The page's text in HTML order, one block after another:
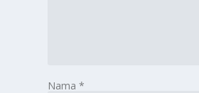
Nama*